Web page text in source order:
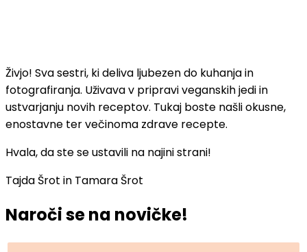
Živjo! Sva sestri, ki deliva ljubezen do kuhanja in
fotografiranja. Uživava v pripravi veganskih jedi in
ustvarjanju novih receptov. Tukaj boste našli okusne,
enostavne ter večinoma zdrave recepte.
Hvala, da ste se ustavili na najini strani!
Tajda Šrot in Tamara Šrot
Naroči se na novičke!